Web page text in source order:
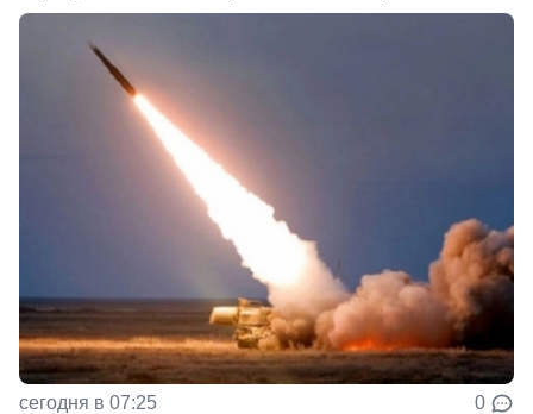
сегодня в 07:25 0